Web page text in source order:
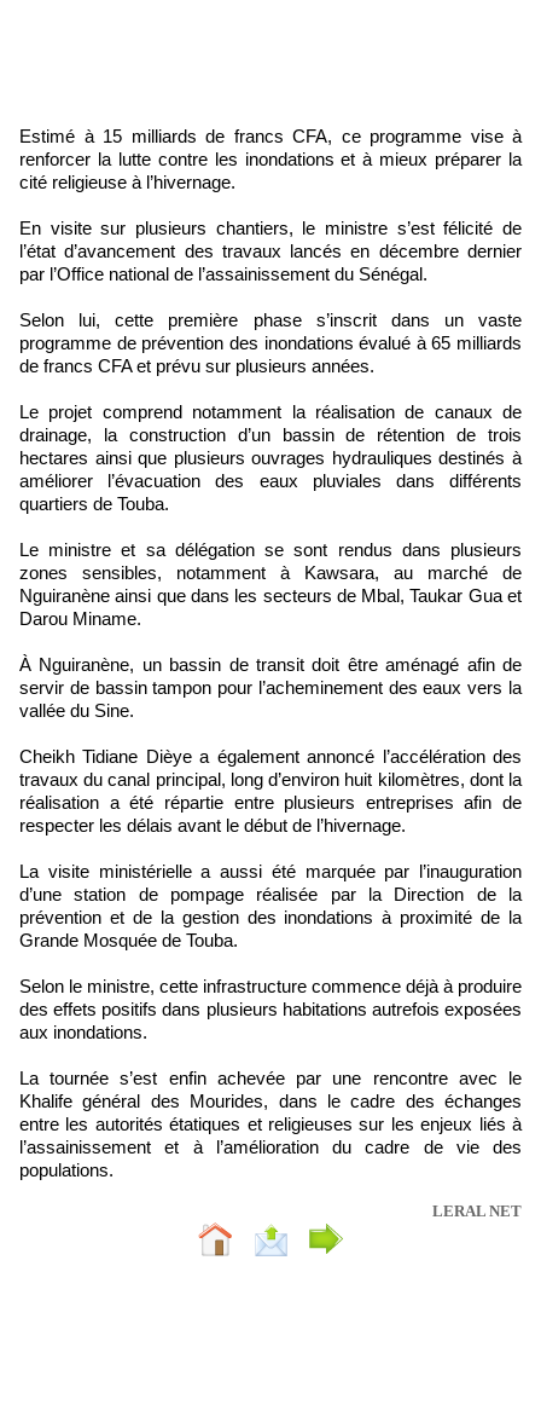
Estimé à 15 milliards de francs CFA, ce programme vise à
renforcer la lutte contre les inondations et à mieux préparer la
cité religieuse à l’hivernage.
En visite sur plusieurs chantiers, le ministre s’est félicité de
l’état d’avancement des travaux lancés en décembre dernier
par l’Office national de l’assainissement du Sénégal.
Selon lui, cette première phase s’inscrit dans un vaste
programme de prévention des inondations évalué à 65 milliards
de francs CFA et prévu sur plusieurs années.
Le projet comprend notamment la réalisation de canaux de
drainage, la construction d’un bassin de rétention de trois
hectares ainsi que plusieurs ouvrages hydrauliques destinés à
améliorer l’évacuation des eaux pluviales dans différents
quartiers de Touba.
Le ministre et sa délégation se sont rendus dans plusieurs
zones sensibles, notamment à Kawsara, au marché de
Nguiranène ainsi que dans les secteurs de Mbal, Taukar Gua et
Darou Miname.
À Nguiranène, un bassin de transit doit être aménagé afin de
servir de bassin tampon pour l’acheminement des eaux vers la
vallée du Sine.
Cheikh Tidiane Dièye a également annoncé l’accélération des
travaux du canal principal, long d’environ huit kilomètres, dont la
réalisation a été répartie entre plusieurs entreprises afin de
respecter les délais avant le début de l’hivernage.
La visite ministérielle a aussi été marquée par l’inauguration
d’une station de pompage réalisée par la Direction de la
prévention et de la gestion des inondations à proximité de la
Grande Mosquée de Touba.
Selon le ministre, cette infrastructure commence déjà à produire
des effets positifs dans plusieurs habitations autrefois exposées
aux inondations.
La tournée s’est enfin achevée par une rencontre avec le
Khalife général des Mourides, dans le cadre des échanges
entre les autorités étatiques et religieuses sur les enjeux liés à
l’assainissement et à l’amélioration du cadre de vie des
populations.
LERAL NET